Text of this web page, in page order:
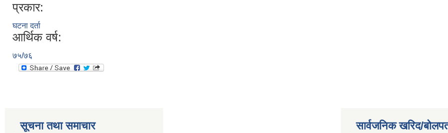
प्रकार:
घटना दर्ता
आर्थिक वर्ष:
७५/७६
सूचना तथा समाचार सार्वजनिक खरिद/